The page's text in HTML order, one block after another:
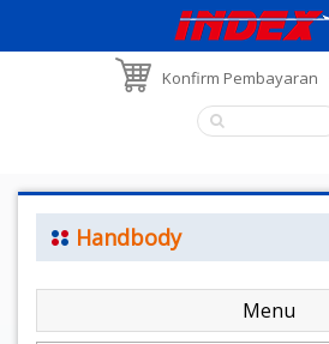
Konfirm Pembayaran
Handbody
Menu